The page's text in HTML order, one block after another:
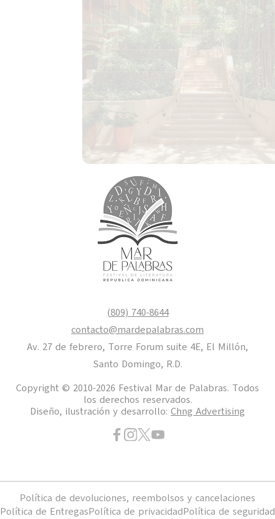
(809) 740-8644
contacto@mardepalabras.com
Av. 27 de febrero, Torre Forum suite 4E, El Millón,
Santo Domingo, R.D.
Copyright © 2010-2026 Festival Mar de Palabras. Todos
los derechos reservados.
Diseño, ilustración y desarrollo: Chng Advertising
Política de devoluciones, reembolsos y cancelaciones
Política de EntregasPolítica de privacidadPolítica de seguridad